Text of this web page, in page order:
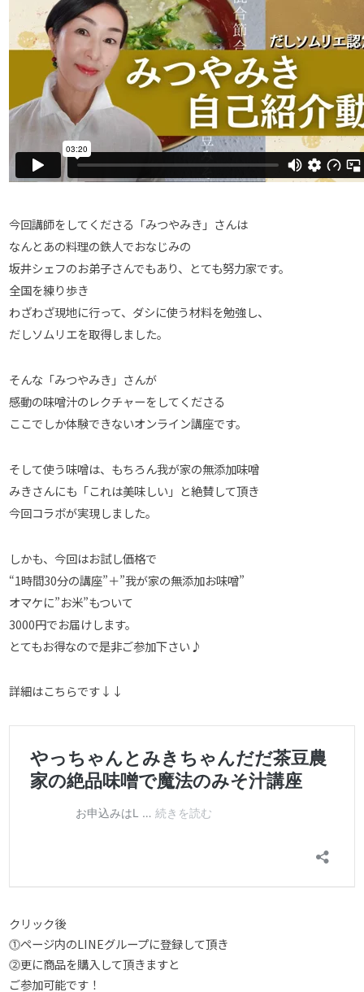
今回講師をしてくださる「みつやみき」さんは
なんとあの料理の鉄人でおなじみの
坂井シェフのお弟子さんでもあり、とても努力家です。
全国を練り歩き
わざわざ現地に行って、ダシに使う材料を勉強し、
だしソムリエを取得しました。
そんな「みつやみき」さんが
感動の味噌汁のレクチャーをしてくださる
ここでしか体験できないオンライン講座です。
そして使う味噌は、もちろん我が家の無添加味噌
みきさんにも「これは美味しい」と絶賛して頂き
今回コラボが実現しました。
しかも、今回はお試し価格で
“1時間30分の講座”＋”我が家の無添加お味噌”
オマケに”お米”もついて
3000円でお届けします。
とてもお得なので是非ご参加下さい♪
詳細はこちらです↓↓
クリック後
⓵ページ内のLINEグループに登録して頂き
⓶更に商品を購入して頂きますと
ご参加可能です！